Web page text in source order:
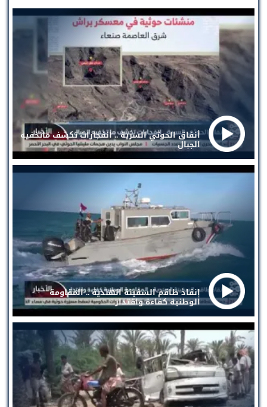
أنفاق الحوثي السرية .. انفجارات تكشف ماتخفيه
الجبال
إنقاذ طاقم السفينة الهندية .. المقاومة
الوطنية كفاءة واقتدار